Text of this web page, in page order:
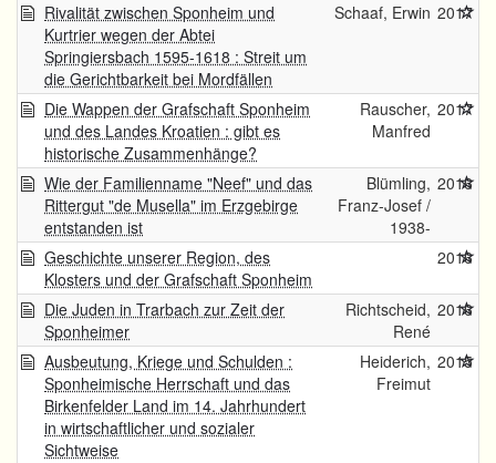
Rivalität zwischen Sponheim und
Kurtrier wegen der Abtei
Springiersbach 1595-1618 : Streit um
die Gerichtbarkeit bei Mordfällen
Schaaf, Erwin 2017
Die Wappen der Grafschaft Sponheim
und des Landes Kroatien : gibt es
historische Zusammenhänge?
Rauscher,
Manfred
2017
Wie der Familienname "Neef" und das
Rittergut "de Musella" im Erzgebirge
entstanden ist
Blümling,
Franz-Josef /
1938-
2016
Geschichte unserer Region, des
Klosters und der Grafschaft Sponheim
2016
Die Juden in Trarbach zur Zeit der
Sponheimer
Richtscheid,
René
2016
Ausbeutung, Kriege und Schulden :
Sponheimische Herrschaft und das
Birkenfelder Land im 14. Jahrhundert
in wirtschaftlicher und sozialer
Sichtweise
Heiderich,
Freimut
2015